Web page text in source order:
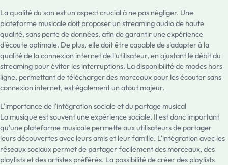
La qualité du son est un aspect crucial à ne pas négliger. Une
plateforme musicale doit proposer un streaming audio de haute
qualité, sans perte de données, afin de garantir une expérience
d'écoute optimale. De plus, elle doit être capable de s'adapter à la
qualité de la connexion internet de l'utilisateur, en ajustant le débit du
streaming pour éviter les interruptions. La disponibilité de modes hors
ligne, permettant de télécharger des morceaux pour les écouter sans
connexion internet, est également un atout majeur.
L'importance de l'intégration sociale et du partage musical
La musique est souvent une expérience sociale. Il est donc important
qu'une plateforme musicale permette aux utilisateurs de partager
leurs découvertes avec leurs amis et leur famille. L'intégration avec les
réseaux sociaux permet de partager facilement des morceaux, des
playlists et des artistes préférés. La possibilité de créer des playlists